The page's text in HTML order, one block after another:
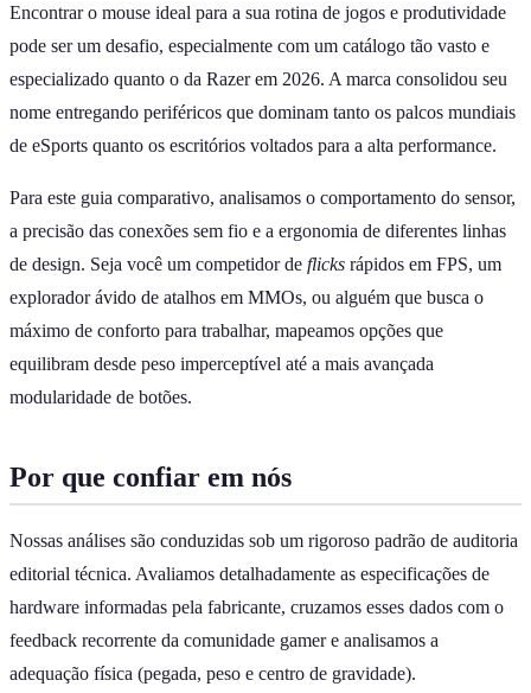
Encontrar o mouse ideal para a sua rotina de jogos e produtividade
pode ser um desafio, especialmente com um catálogo tão vasto e
especializado quanto o da Razer em 2026. A marca consolidou seu
nome entregando periféricos que dominam tanto os palcos mundiais
de eSports quanto os escritórios voltados para a alta performance.
Para este guia comparativo, analisamos o comportamento do sensor,
a precisão das conexões sem fio e a ergonomia de diferentes linhas
de design. Seja você um competidor de flicks rápidos em FPS, um
explorador ávido de atalhos em MMOs, ou alguém que busca o
máximo de conforto para trabalhar, mapeamos opções que
equilibram desde peso imperceptível até a mais avançada
modularidade de botões.
Por que confiar em nós
Nossas análises são conduzidas sob um rigoroso padrão de auditoria
editorial técnica. Avaliamos detalhadamente as especificações de
hardware informadas pela fabricante, cruzamos esses dados com o
feedback recorrente da comunidade gamer e analisamos a
adequação física (pegada, peso e centro de gravidade).